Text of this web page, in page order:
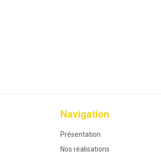
Navigation
Présentation
Nos réalisations